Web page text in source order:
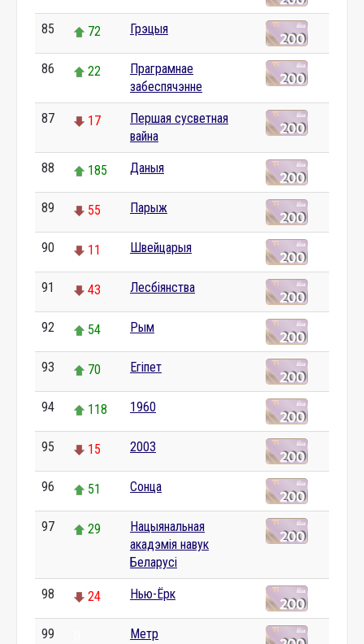
85 72 Грэцыя
86 22
Праграмнае
забеспячэнне
87 17
Першая сусветная
вайна
88 185 Даныя
89 55 Парыж
90 11 Швейцарыя
91 43 Лесбіянства
92 54 Рым
93 70 Егіпет
94 118 1960
95 15 2003
96 51 Сонца
97 29
Нацыянальная
акадэмія навук
Беларусі
98 24 Нью-Ёрк
99 Метр